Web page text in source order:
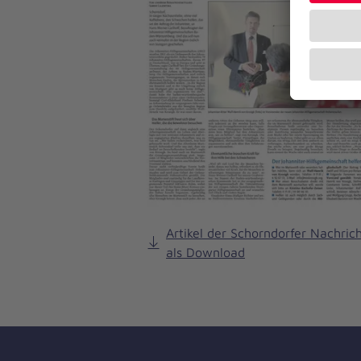
Artikel der Schorndorfer
als Download